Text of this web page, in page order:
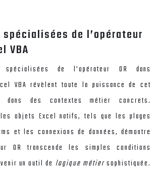
de l’opérateur
VBA
spécialisées de l’opérateur OR dans
VBA révèlent toute la puissance de cet
dans des contextes métier concrets.
les objets Excel natifs, tels que les plages
et les connexions de données, démontre
OR transcende les simples conditions
un outil de logique métiersophistiquée.